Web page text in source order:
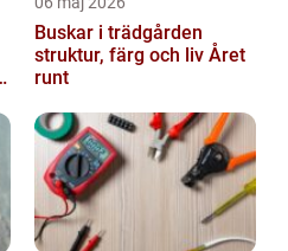
Buskar i trädgården
struktur, färg och liv Året
runt